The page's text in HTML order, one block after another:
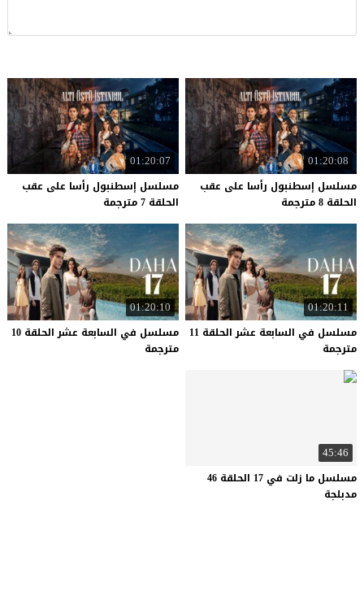
01:20:08
مسلسل إسطنبول رأسا على عقب
الحلقة 8 مترجمة
01:20:07
مسلسل إسطنبول رأسا على عقب
الحلقة 7 مترجمة
01:20:11
مسلسل في السابعة عشر الحلقة 11
مترجمة
01:20:10
مسلسل في السابعة عشر الحلقة 10
مترجمة
45:46
مسلسل ما زلت في 17 الحلقة 46
مدبلجة